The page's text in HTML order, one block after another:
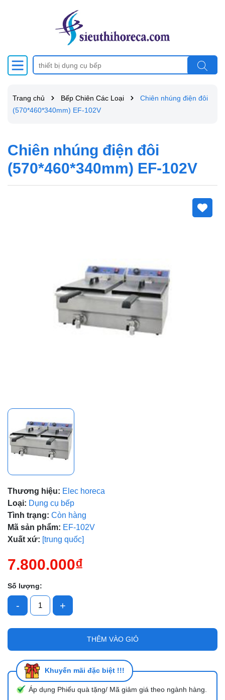
Trang chủ Bếp Chiên Các Loại
Chiên nhúng điện đôi
(570*460*340mm) EF-102V
Chiên nhúng điện đôi
(570*460*340mm) EF-102V
Thương hiệu: Elec horeca
Loại: Dụng cụ bếp
Tình trạng: Còn hàng
Mã sản phẩm: EF-102V
Xuất xứ: [trung quốc]
7.800.000₫
Số lượng:
- +
THÊM VÀO GIỎ
Khuyến mãi đặc biệt !!!
Áp dụng Phiếu quà tặng/ Mã giảm giá theo ngành hàng.
Mã giảm giá:
Điều kiện: